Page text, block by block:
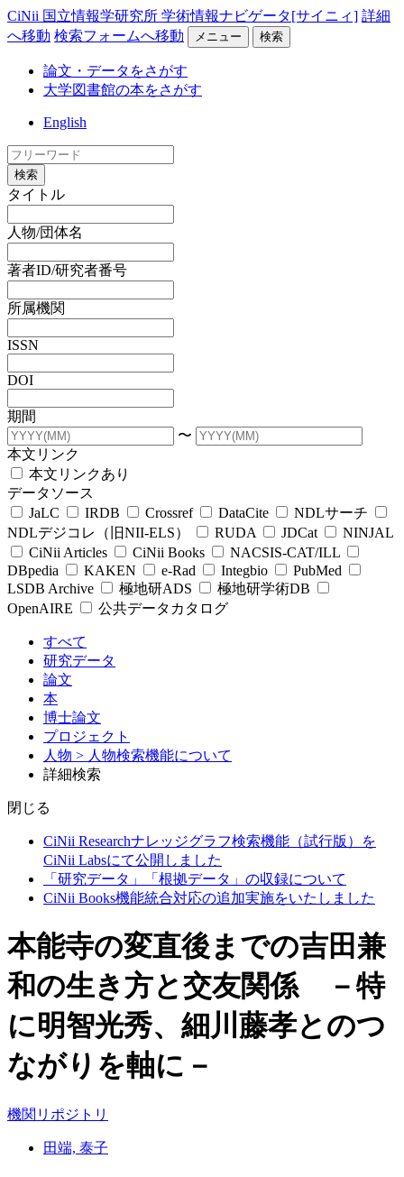
CiNii 国立情報学研究所 学術情報ナビゲータ[サイニィ] 詳細
へ移動 検索フォームへ移動 メニュー 検索
論文・データをさがす
大学図書館の本をさがす
English
検索
タイトル
人物/団体名
著者ID/研究者番号
所属機関
ISSN
DOI
期間
〜
本文リンク
本文リンクあり
データソース
JaLC
IRDB Crossref DataCite
NDLサーチ
NDLデジコレ（旧NII-ELS）
RUDA JDCat
NINJAL
CiNii Articles
CiNii Books
NACSIS-CAT/ILL
DBpedia
KAKEN e-Rad Integbio
PubMed
LSDB Archive
極地研ADS
極地研学術DB
OpenAIRE
公共データカタログ
すべて
研究データ
論文
本
博士論文
プロジェクト
人物 > 人物検索機能について
詳細検索
閉じる
CiNii Researchナレッジグラフ検索機能（試行版）を
CiNii Labsにて公開しました
「研究データ」「根拠データ」の収録について
CiNii Books機能統合対応の追加実施をいたしました
本能寺の変直後までの吉田兼
和の生き方と交友関係 －特
に明智光秀、細川藤孝とのつ
ながりを軸に－
機関リポジトリ
田端, 泰子